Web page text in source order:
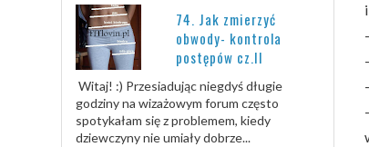
74. Jak zmierzyć
obwody- kontrola
postępów cz.II
Witaj! :) Przesiadując niegdyś długie
godziny na wizażowym forum często
spotykałam się z problemem, kiedy
dziewczyny nie umiały dobrze...